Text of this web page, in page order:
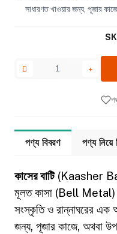
সাধারণত খাওয়ার জন্য, পূজার
পণ্য বিবরণ পণ্য নিয়ে
কাসের বাটি(Kaasher
মূলত কাসা (Bell Metal) বা
সংস্কৃতি ও রান্নাঘরের এক
জন্য, পূজার কাজে, অথবা